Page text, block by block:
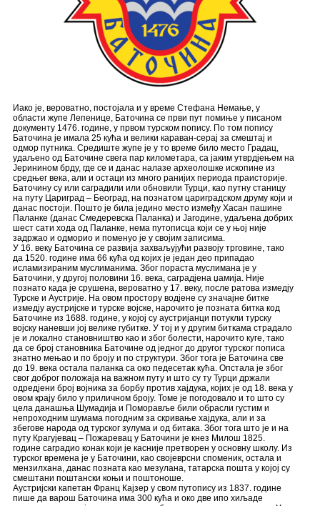
Иако је, вероватно, постојала и у време Стефана Немање, у
области жупе Лепенице, Баточина се први пут помиње у писаном
документу 1476. године, у првом турском попису. По том попису
Баточина је имала 25 кућа и велики караван-серај за смештај и
одмор путника. Средиште жупе је у то време било место Градац,
удаљено од Баточине свега пар километара, са јаким утврдјењем на
Јеринином брду, где се и данас налазе археолошке ископине из
средњег века, али и остаци из много ранијих периода праисторије.
Баточину су или саградили или обновили Турци, као путну станицу
на путу Цариград – Београд, на познатом цариградском друму који и
данас постоји. Пошто је била једино место између Хасан пашине
Паланке (данас Смедеревска Паланка) и Јагодине, удаљена добрих
шест сати хода од Паланке, нема путописца који се у њој није
задржао и одморио и поменуо је у својим записима.
У 16. веку Баточина се развија захваљујући развоју трговине, тако
да 1520. године има 66 кућа од којих је један део припадао
исламизираним муслиманима. Због пораста муслимана је у
Баточини, у другој половини 16. века, саградјена џамија. Није
познато када је срушена, вероватно у 17. веку, после ратова измедју
Турске и Аустрије. На овом простору водјене су значајне битке
измедју аустријске и турске војске, нарочито је позната битка код
Баточине из 1688. године, у којој су аустријанци потукли турску
војску наневши јој велике губитке. У тој и у другим биткама страдало
је и локално становништво као и због болести, нарочито куге, тако
да се број становника Баточине од једног до другог турског пописа
знатно мењао и по броју и по структури. Због тога је Баточина све
до 19. века остала паланка са око педесетак кућа. Опстала је због
свог доброг положаја на важном путу и што су ту Турци држали
одредјени број војника за борбу против хајдука, којих је од 18. века у
овом крају било у приличном броју. Томе је погодовало и то што су
цела данашња Шумадија и Поморавље били обрасли густим и
непроходним шумама погодним за скривање хајдука, али и за
збегове народа од турског зулума и од битака. Због тога што је и на
путу Крагујевац – Пожаревац у Баточини је кнез Милош 1825.
године саградио конак који је касније претворен у основну школу. Из
турског времена је у Баточини, као својеврсни споменик, остала и
мензилхана, данас позната као мезулана, татарска пошта у којој су
смештани поштански коњи и поштоноше.
Аустријски капетан Франц Кајзер у свом путопису из 1837. године
пише да варош Баточина има 300 кућа и око две ипо хиљаде